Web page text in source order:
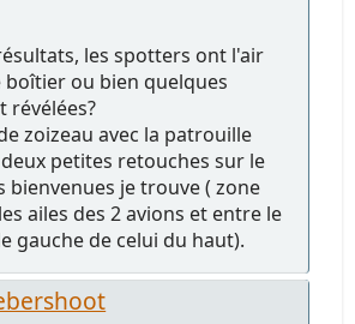
les spotters ont l'air
boîtier ou bien quelques
révélées?
zoizeau avec la patrouille
petites retouches sur le
bienvenues je trouve ( zone
ailes des 2 avions et entre le
gauche de celui du haut).